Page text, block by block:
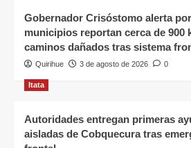
Gobernador Crisóstomo alerta
municipios reportan cerca de 900
caminos dañados tras sistema
Quirihue 3 de agosto de 2026 0
Itata
Autoridades entregan primeras
aisladas de Cobquecura tras